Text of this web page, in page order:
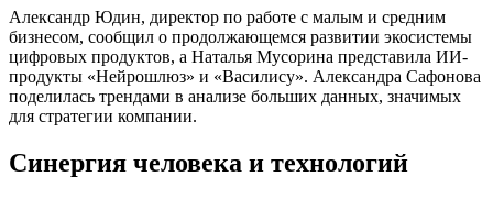
Александр Юдин, директор по работе с малым и средним
бизнесом, сообщил о продолжающемся развитии экосистемы
цифровых продуктов, а Наталья Мусорина представила ИИ-
продукты «Нейрошлюз» и «Василису». Александра Сафонова
поделилась трендами в анализе больших данных, значимых
для стратегии компании.
Синергия человека и технологий